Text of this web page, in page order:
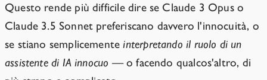
Questo rende più difficile dire se Claude 3 Opus o
Claude 3.5 Sonnet preferiscano davvero l'innocuità, o
se stiano semplicementeinterpretando il ruolo di un
assistente di IA innocuo — o facendo qualcos'altro, di